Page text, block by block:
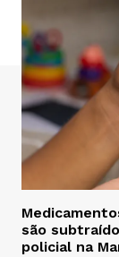
são
policial na